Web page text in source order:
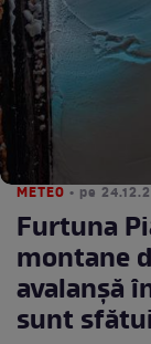
METEO • pe
Furtuna
montane
avalanșă
sunt